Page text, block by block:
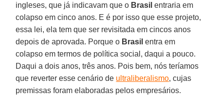
ingleses, que já indicavam que o Brasil entraria em
colapso em cinco anos. E é por isso que esse projeto,
essa lei, ela tem que ser revisitada em cincos anos
depois de aprovada. Porque o Brasil entra em
colapso em termos de política social, daqui a pouco.
Daqui a dois anos, três anos. Pois bem, nós teríamos
que reverter esse cenário de ultraliberalismo, cujas
premissas foram elaboradas pelos empresários.